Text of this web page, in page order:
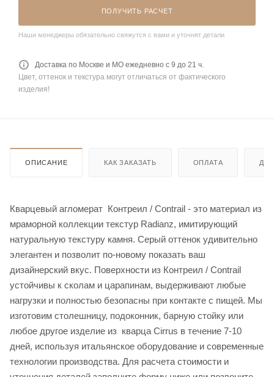
ПОЛУЧИТЬ РАСЧЕТ
Наши менеджеры обязательно свяжутся с вами и уточнят детали
Доставка по Москве и МО ежедневно с 9 до 21 ч.
Цвет, оттенок и текстура могут отличаться от фактического
изделия!
ОПИСАНИЕ КАК ЗАКАЗАТЬ ОПЛАТА
Кварцевый агломерат Контреил / Contrail - это материал из
мраморной коллекции текстур Radianz, имитирующий
натуральную текстуру камня. Серый оттенок удивительно
элегантен и позволит по-новому показать ваш
дизайнерский вкус. Поверхности из Контреил / Contrail
устойчивы к сколам и царапинам, выдерживают любые
нагрузки и полностью безопасны при контакте с пищей. Мы
изготовим столешницу, подоконник, барную стойку или
любое другое изделие из кварца Cirrus в течение 7-10
дней, используя итальянское оборудование и современные
технологии производства. Для расчета стоимости и